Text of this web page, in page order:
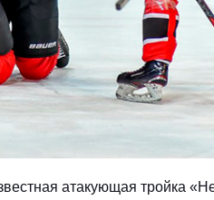
атакующая тройка